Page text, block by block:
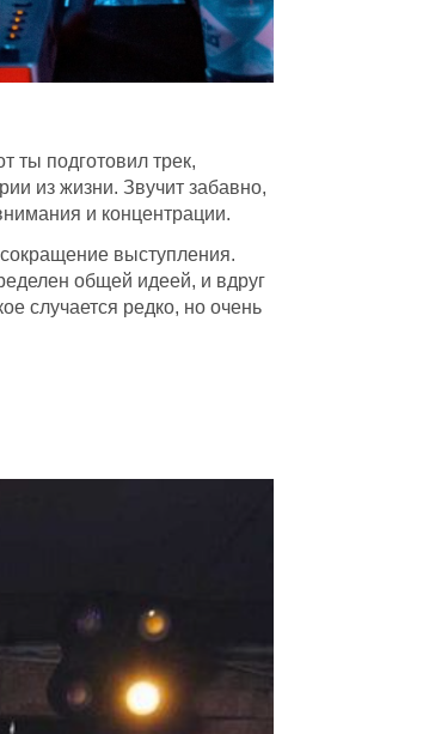
ты подготовил трек,
из жизни. Звучит забавно,
и концентрации.
выступления.
общей идеей, и вдруг
случается редко, но очень